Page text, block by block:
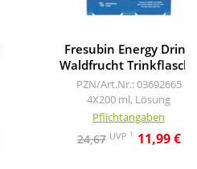
Fresubin Energy Drink
Waldfrucht
PZN/Art.Nr.: 03692665
4X200 ml, Lösung
Pflichtangaben
24,67 UVP 1 11,99 €